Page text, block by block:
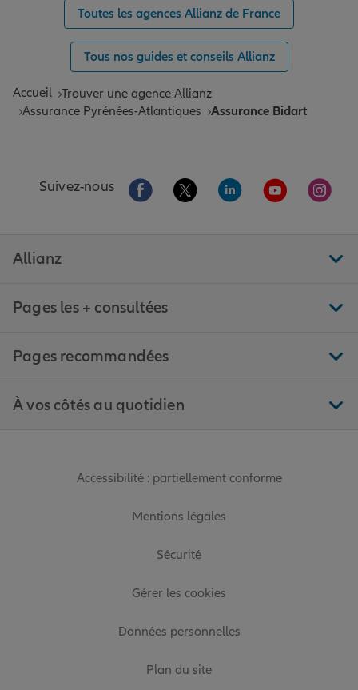
Toutes les agences Allianz de France
Tous nos guides et conseils Allianz
Accueil Trouver une agence Allianz
Assurance Pyrénées-Atlantiques
Assurance Bidart
Suivez-nous Aller sur la page Facebook de Allianz
Aller sur la page Twitter de
Aller sur la page
Aller sur la
Aller
Allianz
Pages les + consultées
Pages recommandées
À vos côtés au quotidien
Accessibilité : partiellement conforme
Mentions légales
Sécurité
Gérer les cookies
Données personnelles
Plan du site